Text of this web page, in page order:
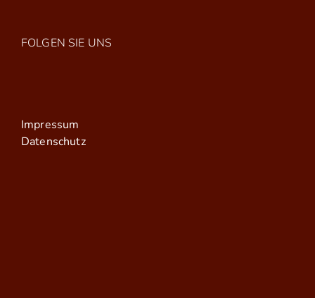
FOLGEN SIE UNS
Impressum
Datenschutz